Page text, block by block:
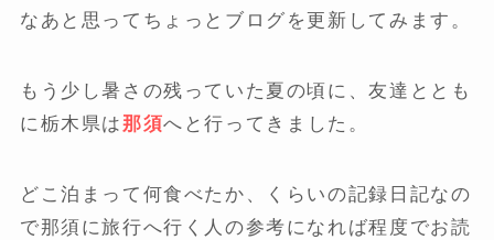
なあと思ってちょっとブログを更新してみます。
もう少し暑さの残っていた夏の頃に、友達ととも
に栃木県は那須へと行ってきました。
どこ泊まって何食べたか、くらいの記録日記なの
で那須に旅行へ行く人の参考になれば程度でお読